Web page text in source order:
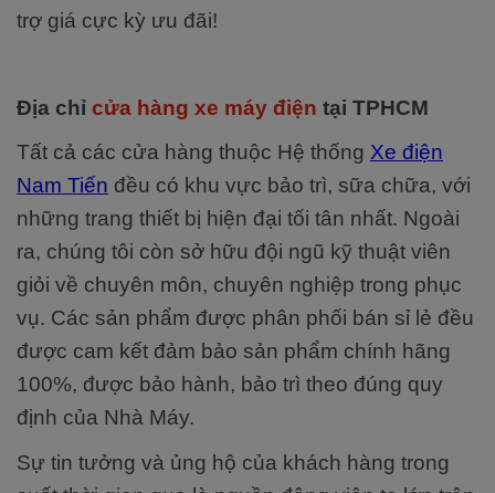
trợ giá cực kỳ ưu đãi!
Địa chỉ cửa hàng xe máy điện tại TPHCM
Tất cả các cửa hàng thuộc Hệ thống Xe điện
Nam Tiến đều có khu vực bảo trì, sữa chữa, với
những trang thiết bị hiện đại tối tân nhất. Ngoài
ra, chúng tôi còn sở hữu đội ngũ kỹ thuật viên
giỏi về chuyên môn, chuyên nghiệp trong phục
vụ. Các sản phẩm được phân phối bán sỉ lẻ đều
được cam kết đảm bảo sản phẩm chính hãng
100%, được bảo hành, bảo trì theo đúng quy
định của Nhà Máy.
Sự tin tưởng và ủng hộ của khách hàng trong